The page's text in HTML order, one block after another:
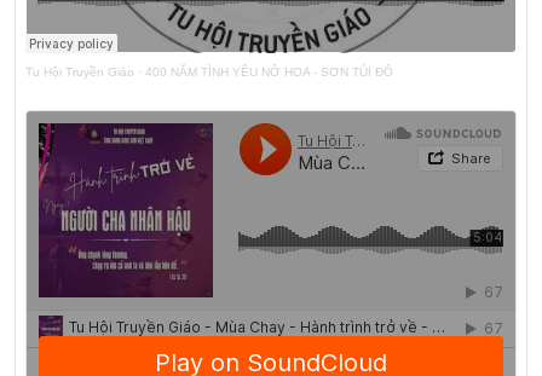
Tu Hội Truyền Giáo · 400 NĂM TÌNH YÊU NỞ HOA - SƠN TÚI ĐỎ